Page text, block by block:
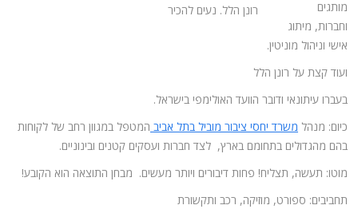
רונן הלל. נעים להכיר
מותגים
וחברות, מיתוג
אישי וניהול מוניטין.
ועוד קצת על רונן הלל
בעברו עיתונאי ודובר הוועד האולימפי בישראל.
כיום: מנהל משרד יחסי ציבור מוביל בתל אביב המטפל במגוון רחב של לקוחות
בהם מהגדולים בתחומם בארץ, לצד חברות ועסקים קטנים ובינוניים.
מוטו: תעשה, תצליח! פחות דיבורים ויותר מעשים. מבחן התוצאה הוא הקובע!
תחביבים: ספורט, מוזיקה, רכב ותקשורת